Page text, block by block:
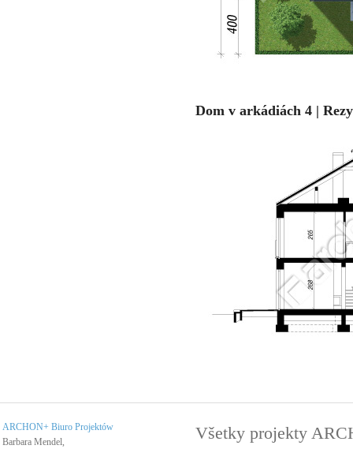
Dom v arkádiách 4 | Rezy
ARCHON+ Biuro Projektów
Barbara Mendel,
Všetky projekty